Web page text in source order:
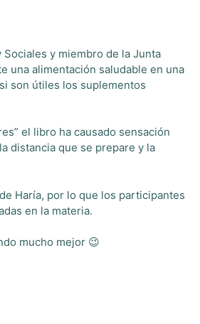
y miembro de la Junta
una alimentación saludable en una
son útiles los suplementos
el libro ha causado sensación
distancia que se prepare y la
Haría, por lo que los participantes
en la materia.
mucho mejor 😉